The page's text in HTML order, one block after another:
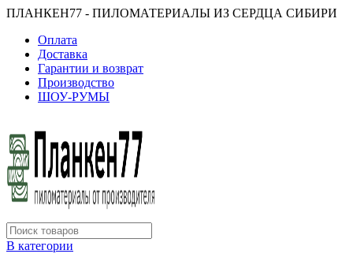
ПЛАНКЕН77 - ПИЛОМАТЕРИАЛЫ ИЗ СЕРДЦА СИБИРИ
Оплата
Доставка
Гарантии и возврат
Производство
ШОУ-РУМЫ
В категории